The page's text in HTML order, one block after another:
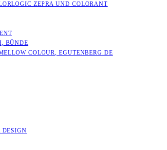
ZEPRA UND COLORANT
BÜNDE
COLOUR, EGUTENBERG.DE